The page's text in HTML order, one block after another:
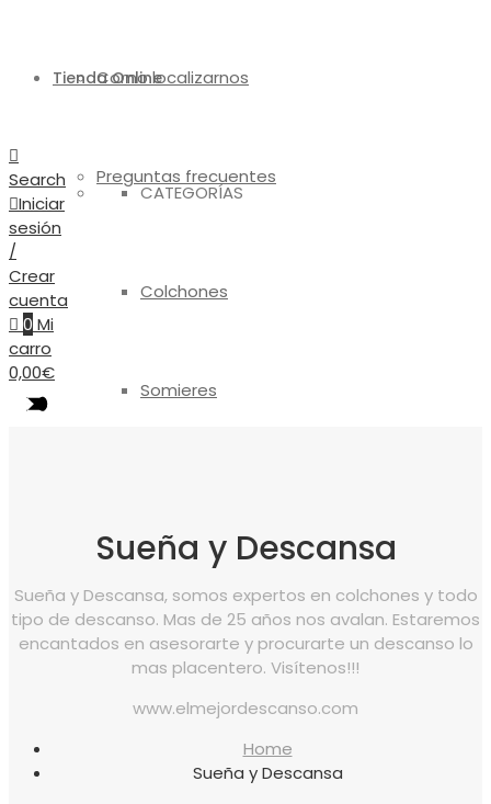
Como localizarnos
Preguntas frecuentes
Tienda Online
CATEGORÍAS
Colchones
Somieres
Almohadas
Reposapiés
Search
Iniciar
sesión
/
Crear
cuenta
0 Mi
carro
0,00€
Sueña y Descansa
Sueña y Descansa, somos expertos en colchones y todo
tipo de descanso. Mas de 25 años nos avalan. Estaremos
encantados en asesorarte y procurarte un descanso lo
mas placentero. Visítenos!!!
www.elmejordescanso.com
Home
Sueña y Descansa